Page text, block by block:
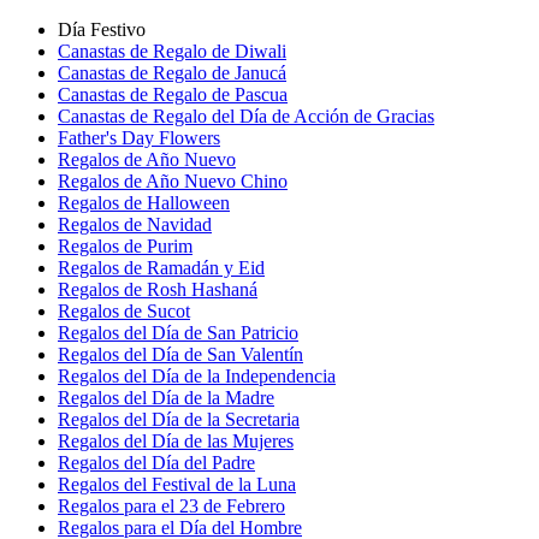
Día Festivo
Canastas de Regalo de Diwali
Canastas de Regalo de Janucá
Canastas de Regalo de Pascua
Canastas de Regalo del Día de Acción de Gracias
Father's Day Flowers
Regalos de Año Nuevo
Regalos de Año Nuevo Chino
Regalos de Halloween
Regalos de Navidad
Regalos de Purim
Regalos de Ramadán y Eid
Regalos de Rosh Hashaná
Regalos de Sucot
Regalos del Día de San Patricio
Regalos del Día de San Valentín
Regalos del Día de la Independencia
Regalos del Día de la Madre
Regalos del Día de la Secretaria
Regalos del Día de las Mujeres
Regalos del Día del Padre
Regalos del Festival de la Luna
Regalos para el 23 de Febrero
Regalos para el Día del Hombre